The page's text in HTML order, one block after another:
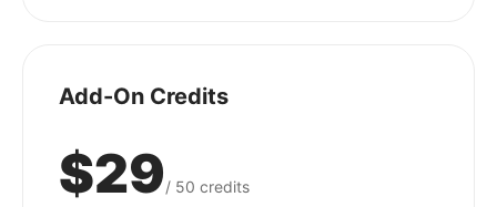
Add-On Credits
$29/ 50 credits